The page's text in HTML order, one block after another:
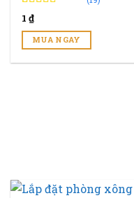
4.89
19
đánh giá
1₫
MUA NGAY